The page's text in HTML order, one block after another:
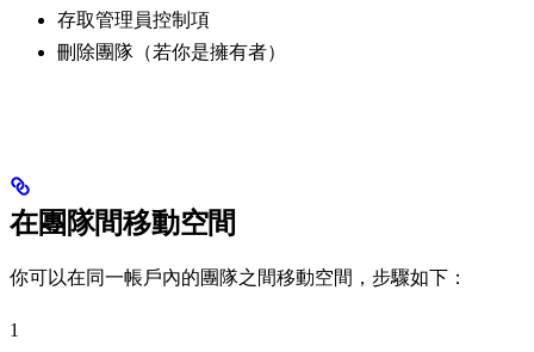
存取管理員控制項
刪除團隊（若你是擁有者）
在團隊間移動空間
你可以在同一帳戶內的團隊之間移動空間，步驟如下：
1